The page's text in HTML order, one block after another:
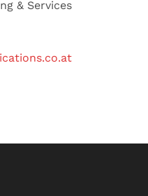
& Services